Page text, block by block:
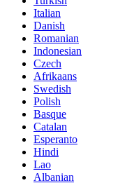
Italian
Danish
Romanian
Indonesian
Czech
Afrikaans
Swedish
Polish
Basque
Catalan
Esperanto
Hindi
Lao
Albanian